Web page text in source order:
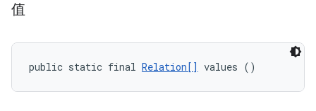
值
public static final Relation[] values ()